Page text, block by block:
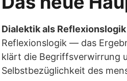
Dialektik als Reflexionslogik
Reflexionslogik — das
klärt die Begriffsverwirrung
Selbstbezüglichkeit des